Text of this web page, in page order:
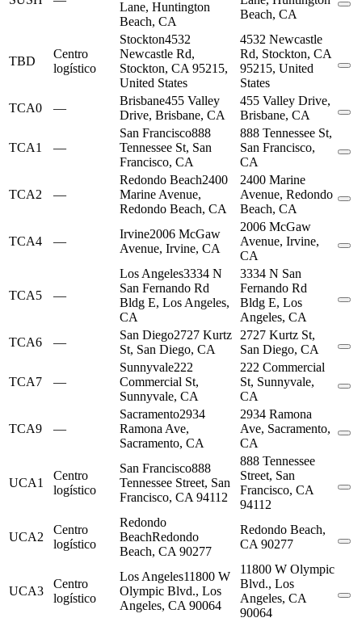
Lane, Huntington
Beach, CA
Beach, CA
TBD
Centro
logístico
Stockton4532
Newcastle Rd,
Stockton, CA 95215,
United States
4532 Newcastle
Rd, Stockton, CA
95215, United
States
TCA0
—
Brisbane455 Valley
Drive, Brisbane, CA
455 Valley Drive,
Brisbane, CA
TCA1 —
San Francisco888
Tennessee St, San
Francisco, CA
888 Tennessee St,
San Francisco,
CA
TCA2 —
Redondo Beach2400
Marine Avenue,
Redondo Beach, CA
2400 Marine
Avenue, Redondo
Beach, CA
TCA4 —
Irvine2006 McGaw
Avenue, Irvine, CA
2006 McGaw
Avenue, Irvine,
CA
TCA5 —
Los Angeles3334 N
San Fernando Rd
Bldg E, Los Angeles,
CA
3334 N San
Fernando Rd
Bldg E, Los
Angeles, CA
TCA6
—
San Diego2727 Kurtz
St, San Diego, CA
2727 Kurtz St,
San Diego, CA
TCA7 —
Sunnyvale222
Commercial St,
Sunnyvale, CA
222 Commercial
St, Sunnyvale,
CA
TCA9 —
Sacramento2934
Ramona Ave,
Sacramento, CA
2934 Ramona
Ave, Sacramento,
CA
UCA1
Centro
logístico
San Francisco888
Tennessee Street, San
Francisco, CA 94112
888 Tennessee
Street, San
Francisco, CA
94112
UCA2
Centro
logístico
Redondo
BeachRedondo
Beach, CA 90277
Redondo Beach,
CA 90277
UCA3
Centro
logístico
Los Angeles11800 W
Olympic Blvd., Los
Angeles, CA 90064
11800 W Olympic
Blvd., Los
Angeles, CA
90064